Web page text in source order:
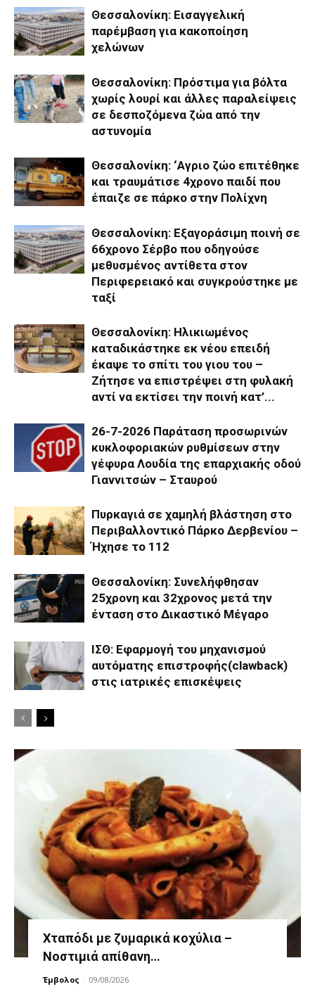
Θεσσαλονίκη: Εισαγγελική
παρέμβαση για κακοποίηση
χελώνων
Θεσσαλονίκη: Πρόστιμα για βόλτα
χωρίς λουρί και άλλες παραλείψεις
σε δεσποζόμενα ζώα από την
αστυνομία
Θεσσαλονίκη: ‘Αγριο ζώο επιτέθηκε
και τραυμάτισε 4χρονο παιδί που
έπαιζε σε πάρκο στην Πολίχνη
Θεσσαλονίκη: Εξαγοράσιμη ποινή σε
66χρονο Σέρβο που οδηγούσε
μεθυσμένος αντίθετα στον
Περιφερειακό και συγκρούστηκε με
ταξί
Θεσσαλονίκη: Ηλικιωμένος
καταδικάστηκε εκ νέου επειδή
έκαψε το σπίτι του γιου του –
Ζήτησε να επιστρέψει στη φυλακή
αντί να εκτίσει την ποινή κατ’...
26-7-2026 Παράταση προσωρινών
κυκλοφοριακών ρυθμίσεων στην
γέφυρα Λουδία της επαρχιακής οδού
Γιαννιτσών – Σταυρού
Πυρκαγιά σε χαμηλή βλάστηση στο
Περιβαλλοντικό Πάρκο Δερβενίου –
Ήχησε το 112
Θεσσαλονίκη: Συνελήφθησαν
25χρονη και 32χρονος μετά την
ένταση στο Δικαστικό Μέγαρο
ΙΣΘ: Εφαρμογή του μηχανισμού
αυτόματης επιστροφής(clawback)
στις ιατρικές επισκέψεις
Χταπόδι με ζυμαρικά κοχύλια –
Νοστιμιά απίθανη…
Έμβολος - 09/08/2026